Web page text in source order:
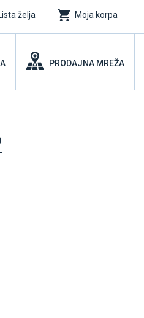
želja Moja korpa
PRODAJNA MREŽA